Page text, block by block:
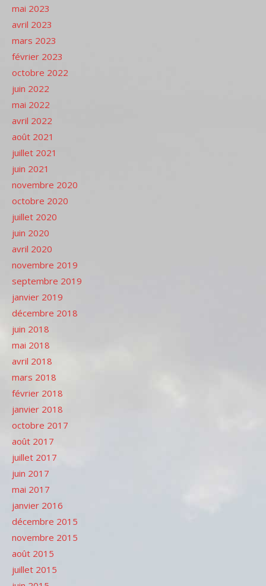
mai 2023
avril 2023
mars 2023
février 2023
octobre 2022
juin 2022
mai 2022
avril 2022
août 2021
juillet 2021
juin 2021
novembre 2020
octobre 2020
juillet 2020
juin 2020
avril 2020
novembre 2019
septembre 2019
janvier 2019
décembre 2018
juin 2018
mai 2018
avril 2018
mars 2018
février 2018
janvier 2018
octobre 2017
août 2017
juillet 2017
juin 2017
mai 2017
janvier 2016
décembre 2015
novembre 2015
août 2015
juillet 2015